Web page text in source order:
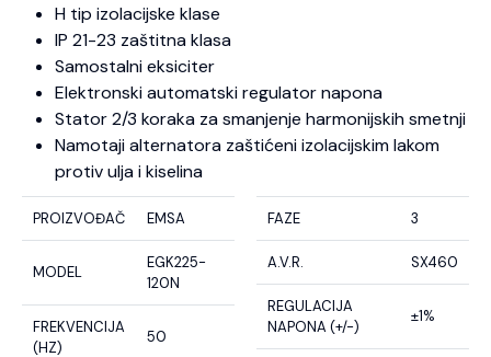
H tip izolacijske klase
IP 21-23 zaštitna klasa
Samostalni eksiciter
Elektronski automatski regulator napona
Stator 2/3 koraka za smanjenje harmonijskih smetnji
Namotaji alternatora zaštićeni izolacijskim lakom
protiv ulja i kiselina
PROIZVOĐAČ EMSA
MODEL
EGK225-
120N
FREKVENCIJA
(HZ)
50
FAZE 3
A.V.R. SX460
REGULACIJA
NAPONA (+/-)
±1%